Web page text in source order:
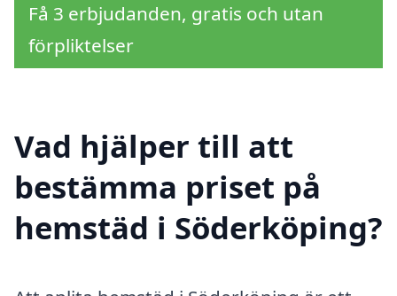
Få 3 erbjudanden, gratis och utan
förpliktelser
Vad hjälper till att
bestämma priset på
hemstäd i Söderköping?